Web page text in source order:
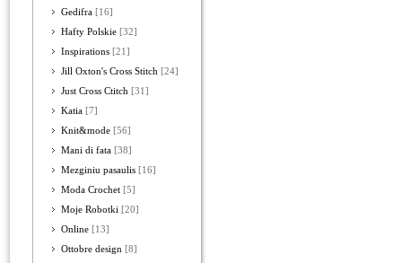
Gedifra [16]
Hafty Polskie [32]
Inspirations [21]
Jill Oxton's Cross Stitch [24]
Just Cross Ctitch [31]
Katia [7]
Knit&mode [56]
Mani di fata [38]
Mezginiu pasaulis [16]
Moda Crochet [5]
Moje Robotki [20]
Online [13]
Ottobre design [8]